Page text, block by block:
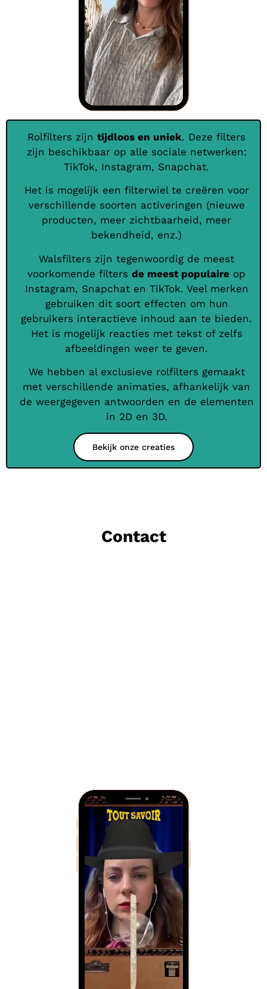
Rolfilters zijn tijdloos en uniek. Deze filters
zijn beschikbaar op alle sociale netwerken:
TikTok, Instagram, Snapchat.
Het is mogelijk een filterwiel te creëren voor
verschillende soorten activeringen (nieuwe
producten, meer zichtbaarheid, meer
bekendheid, enz.)
Walsfilters zijn tegenwoordig de meest
voorkomende filters de meest populaire op
Instagram, Snapchat en TikTok. Veel merken
gebruiken dit soort effecten om hun
gebruikers interactieve inhoud aan te bieden.
Het is mogelijk reacties met tekst of zelfs
afbeeldingen weer te geven.
We hebben al exclusieve rolfilters gemaakt
met verschillende animaties, afhankelijk van
de weergegeven antwoorden en de elementen
in 2D en 3D.
Bekijk onze creaties
Contact